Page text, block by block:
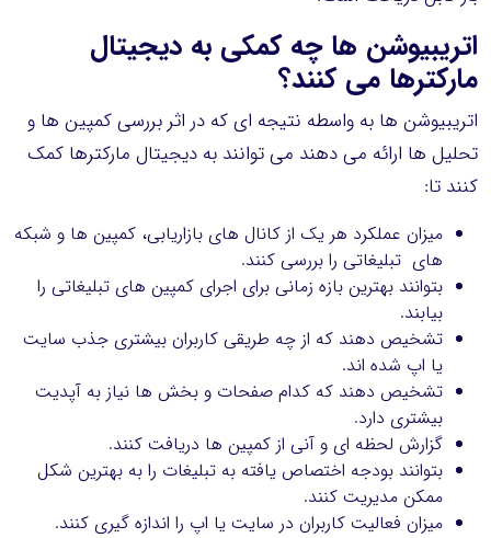
اتریبیوشن ها چه کمکی به دیجیتال
مارکترها می کنند؟
اتریبیوشن ها به واسطه نتیجه ای که در اثر بررسی کمپین ها و
تحلیل ها ارائه می دهند می توانند به دیجیتال مارکترها کمک
کنند تا:
میزان عملکرد هر یک از کانال های بازاریابی، کمپین ها و شبکه
های تبلیغاتی را بررسی کنند.
بتوانند بهترین بازه زمانی برای اجرای کمپین های تبلیغاتی را
بیابند.
تشخیص دهند که از چه طریقی کاربران بیشتری جذب سایت
یا اپ شده اند.
تشخیص دهند که کدام صفحات و بخش ها نیاز به آپدیت
بیشتری دارد.
گزارش لحظه ای و آنی از کمپین ها دریافت کنند.
بتوانند بودجه اختصاص یافته به تبلیغات را به بهترین شکل
ممکن مدیریت کنند.
میزان فعالیت کاربران در سایت یا اپ را اندازه گیری کنند.